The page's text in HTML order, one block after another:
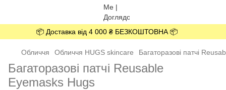
📦 Доставка від 4 000 ₴ БЕЗКОШТОВНА 📦
Обличчя Обличчя HUGS skincare Багаторазові патчі
Багаторазові патчі Reusable
Eyemasks Hugs